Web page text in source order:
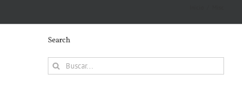
Search
Buscar: